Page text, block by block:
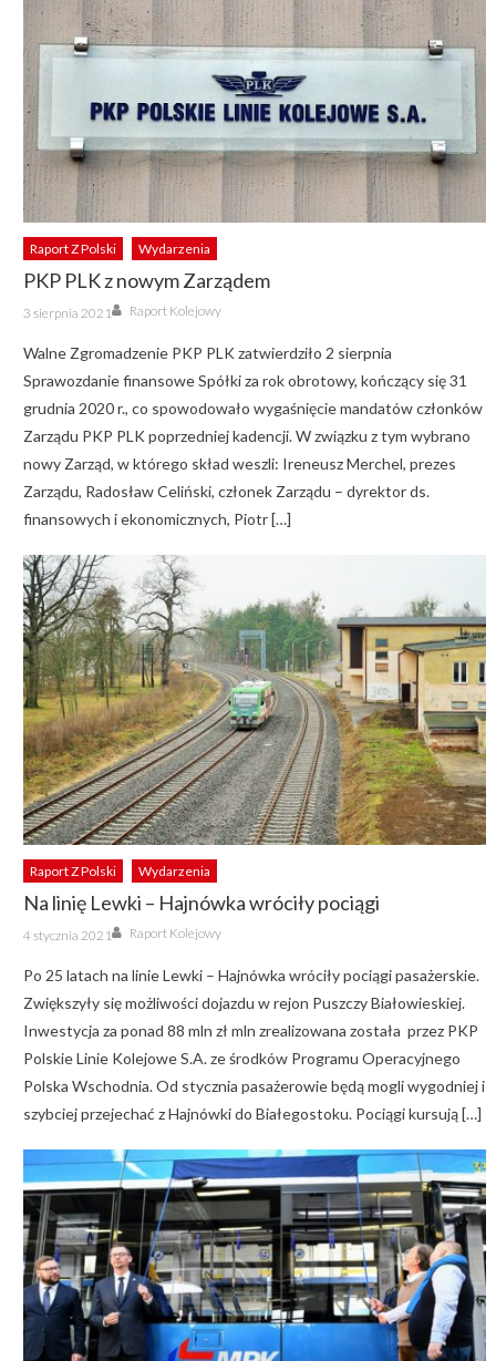
Raport Z Polski Wydarzenia
PKP PLK z nowym Zarządem
Posted
on
3 sierpnia 2021 Author
Raport Kolejowy
Walne Zgromadzenie PKP PLK zatwierdziło 2 sierpnia
Sprawozdanie finansowe Spółki za rok obrotowy, kończący się 31
grudnia 2020 r., co spowodowało wygaśnięcie mandatów członków
Zarządu PKP PLK poprzedniej kadencji. W związku z tym wybrano
nowy Zarząd, w którego skład weszli: Ireneusz Merchel, prezes
Zarządu, Radosław Celiński, członek Zarządu – dyrektor ds.
finansowych i ekonomicznych, Piotr […]
Raport Z Polski Wydarzenia
Na linię Lewki – Hajnówka wróciły pociągi
Posted
on
4 stycznia 2021 Author
Raport Kolejowy
Po 25 latach na linie Lewki – Hajnówka wróciły pociągi pasażerskie.
Zwiększyły się możliwości dojazdu w rejon Puszczy Białowieskiej.
Inwestycja za ponad 88 mln zł mln zrealizowana została przez PKP
Polskie Linie Kolejowe S.A. ze środków Programu Operacyjnego
Polska Wschodnia. Od stycznia pasażerowie będą mogli wygodniej i
szybciej przejechać z Hajnówki do Białegostoku. Pociągi kursują […]